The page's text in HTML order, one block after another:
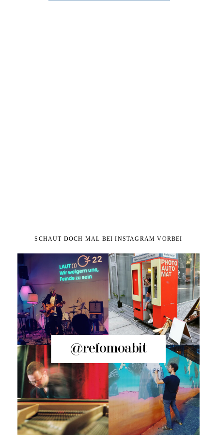
SCHAUT DOCH MAL BEI INSTAGRAM VORBEI
@refomoabit